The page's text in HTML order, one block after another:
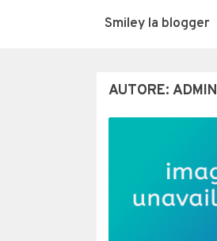
Smiley la blogger
AUTORE: ADMIN